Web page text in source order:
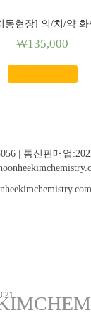
동현장] 의/치/약 화
₩135,000
| 통신판매업